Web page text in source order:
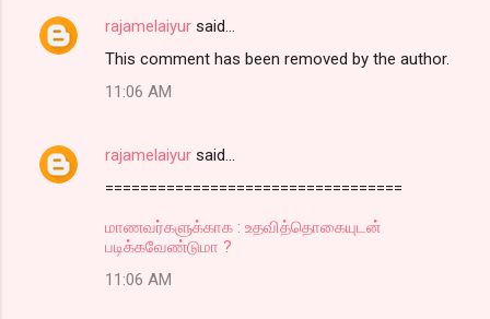
rajamelaiyur said…
This comment has been removed by the author.
11:06 AM
rajamelaiyur said…
==================================
மாணவர்களுக்காக : உதவித்தொகையுடன்
படிக்கவேண்டுமா ?
11:06 AM